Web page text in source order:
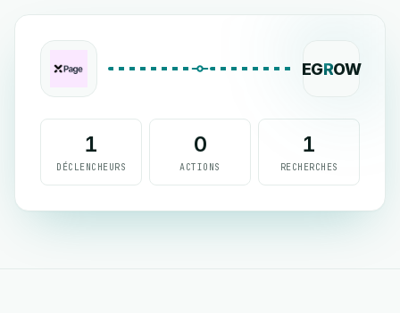
EGROW
1
DÉCLENCHEURS
0
ACTIONS
1
RECHERCHES